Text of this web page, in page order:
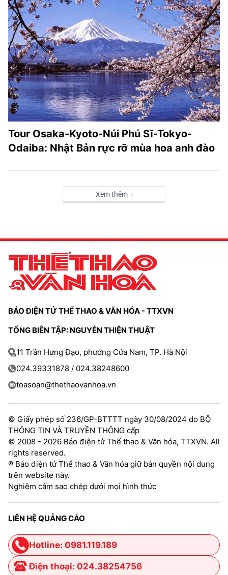
Tour Osaka-Kyoto-Núi Phú Sĩ-Tokyo-
Odaiba: Nhật Bản rực rỡ mùa hoa anh đào
Xem thêm ›
BÁO ĐIỆN TỬ THỂ THAO & VĂN HÓA - TTXVN
TỔNG BIÊN TẬP: NGUYỄN THIỆN THUẬT
11 Trần Hưng Đạo, phường Cửa Nam, TP. Hà Nội
024.39331878 / 024.38248600
toasoan@thethaovanhoa.vn
© Giấy phép số 236/GP-BTTTT ngày 30/08/2024 do BỘ
THÔNG TIN VÀ TRUYỀN THÔNG cấp
© 2008 - 2026 Báo điện tử Thể thao & Văn hóa, TTXVN. All
rights reserved.
® Báo điện tử Thể thao & Văn hóa giữ bản quyền nội dung
trên website này.
Nghiêm cấm sao chép dưới mọi hình thức
LIÊN HỆ QUẢNG CÁO
Hotline: 0981.119.189
Điện thoại: 024.38254756